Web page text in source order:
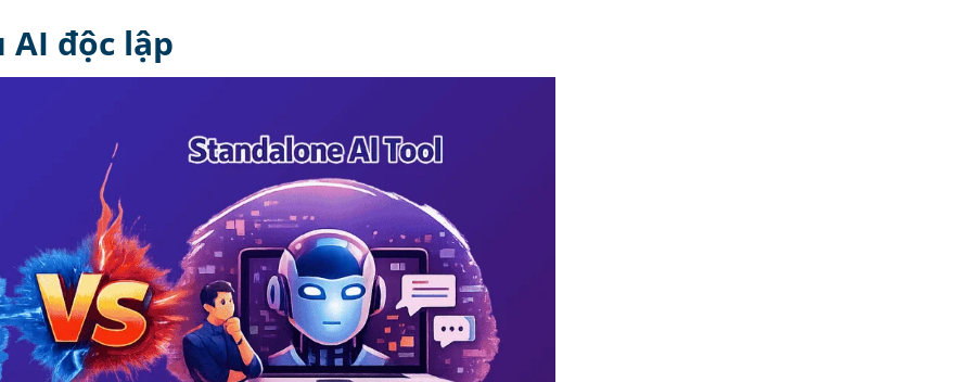
AI độc lập